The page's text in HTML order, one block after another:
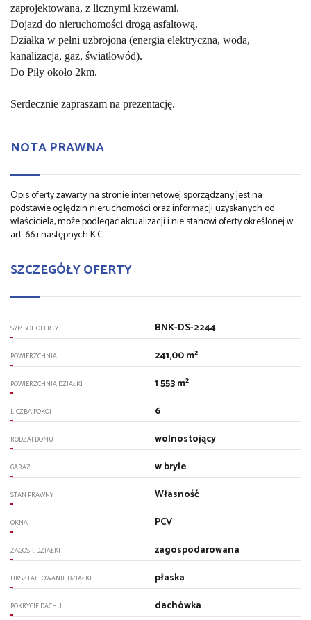
zaprojektowana, z licznymi krzewami.
Dojazd do nieruchomości drogą asfaltową.
Działka w pełni uzbrojona (energia elektryczna, woda,
kanalizacja, gaz, światłowód).
Do Piły około 2km.
Serdecznie zapraszam na prezentację.
NOTA PRAWNA
Opis oferty zawarty na stronie internetowej sporządzany jest na
podstawie oględzin nieruchomości oraz informacji uzyskanych od
właściciela, może podlegać aktualizacji i nie stanowi oferty określonej w
art. 66 i następnych K.C.
SZCZEGÓŁY OFERTY
SYMBOL OFERTY BNK-DS-2244
POWIERZCHNIA 241,00 m²
POWIERZCHNIA DZIAŁKI 1 553 m²
LICZBA POKOI 6
RODZAJ DOMU wolnostojący
GARAŻ w bryle
STAN PRAWNY Własność
OKNA PCV
ZAGOSP. DZIAŁKI zagospodarowana
UKSZTAŁTOWANIE DZIAŁKI płaska
POKRYCIE DACHU dachówka